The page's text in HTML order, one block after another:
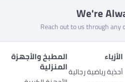
We're
Reach out to us through
الأزياء
أحذية رياضية رجالية
المطبخ والأجهزة
المنزلية